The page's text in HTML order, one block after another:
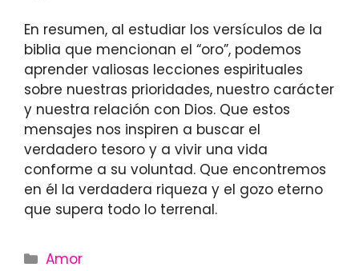
En resumen, al estudiar los versículos de la
biblia que mencionan el “oro”, podemos
aprender valiosas lecciones espirituales
sobre nuestras prioridades, nuestro carácter
y nuestra relación con Dios. Que estos
mensajes nos inspiren a buscar el
verdadero tesoro y a vivir una vida
conforme a su voluntad. Que encontremos
en él la verdadera riqueza y el gozo eterno
que supera todo lo terrenal.
Categories
Amor